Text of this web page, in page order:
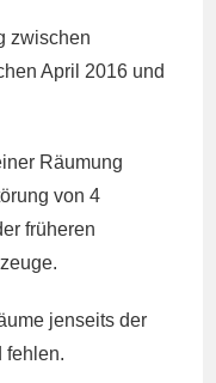
zwischen
April 2016 und
Räumung
von 4
früheren
jenseits der
fehlen.